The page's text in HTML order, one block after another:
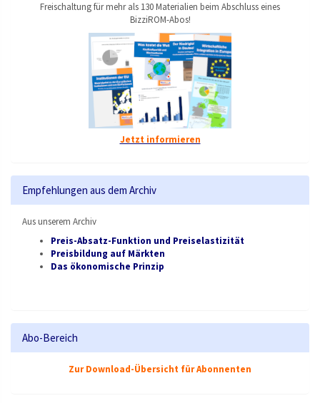
Freischaltung für mehr als 130 Materialien beim Abschluss eines
BizziROM-Abos!
Jetzt informieren
Empfehlungen aus dem Archiv
Aus unserem Archiv
Preis-Absatz-Funktion und Preiselastizität
Preisbildung auf Märkten
Das ökonomische Prinzip
Abo-Bereich
Zur Download-Übersicht für Abonnenten